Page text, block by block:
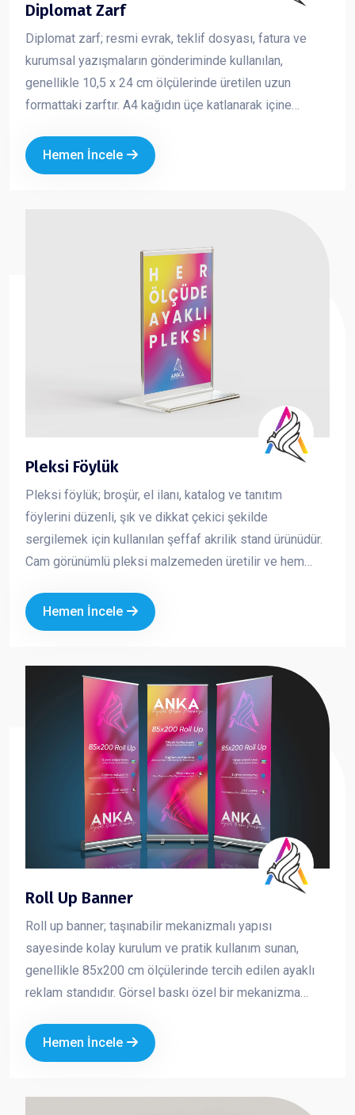
Diplomat Zarf
Diplomat zarf; resmi evrak, teklif dosyası, fatura ve
kurumsal yazışmaların gönderiminde kullanılan,
genellikle 10,5 x 24 cm ölçülerinde üretilen uzun
formattaki zarftır. A4 kağıdın üçe katlanarak içine
dünyasında en çok tercih edilen zarf türlerinden biridir.
Kurumsal logo ve iletişim bilgileriyle baskılı olarak
Hemen İncele
Pleksi Föylük
Pleksi föylük; broşür, el ilanı, katalog ve tanıtım
föylerini düzenli, şık ve dikkat çekici şekilde
sergilemek için kullanılan şeffaf akrilik stand ürünüdür.
Cam görünümlü pleksi malzemeden üretilir ve hem
bulunan baskının net şekilde görünmesini sağlayarak
tanıtım materyallerinizin daha profesyonel durmasını
müşteriye güven veren bir sunum yapmak için en çok
tercih edilen masaüstü tanıtım ürünlerinden biridir.
Hemen İncele
Roll Up Banner
Roll up banner; taşınabilir mekanizmalı yapısı
sayesinde kolay kurulum ve pratik kullanım sunan,
genellikle 85x200 cm ölçülerinde tercih edilen ayaklı
reklam standıdır. Görsel baskı özel bir mekanizma
çekilerek sabitlenir. Toplanmak istendiğinde ise tekrar
mekanizma içine rulo şeklinde sarılır. Hafif yapısı ve
kurumsal tanıtımlarda en çok tercih edilen reklam
Hemen İncele